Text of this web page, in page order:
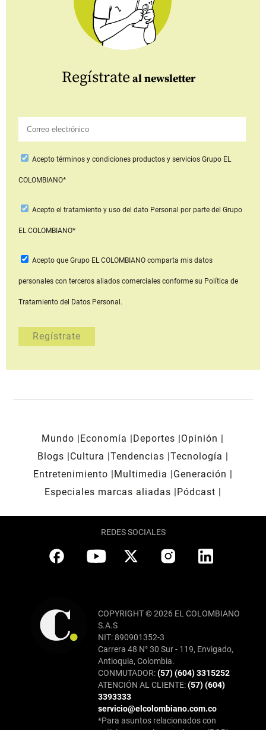
Regístrate al newsletter
Aceptotérminos y condiciones productos y serviciosGrupo EL
COLOMBIANO*
Acepto el tratamiento y uso del dato Personal por parte del Grupo
EL COLOMBIANO*
Acepto que Grupo EL COLOMBIANOcomparta mis datos
personales con terceros aliados comerciales conforme su Política de
Tratamiento del Datos Personal.
Mundo Economía Deportes
Opinión
Blogs
Cultura Tendencias Tecnología
Entretenimiento
Multimedia
Generación
Especiales marcas aliadas
Pódcast
REDES SOCIALES
COPYRIGHT © 2026 EL COLOMBIANO
S.A.S
NIT: 890901352-3
Carrera 48 N° 30 Sur - 119, Envigado,
Antioquia, Colombia.
CONMUTADOR:(57) (604) 3315252
ATENCIÓN AL CLIENTE:(57) (604)
3393333
servicio@elcolombiano.com.co
*Para asuntos relacionados con